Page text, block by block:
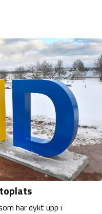
har dykt upp i